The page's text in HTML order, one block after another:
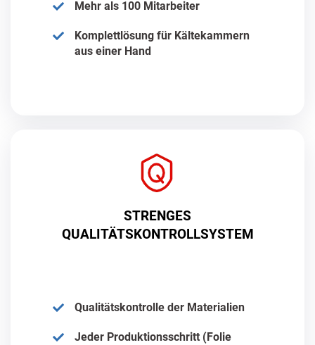
Mehr als 100 Mitarbeiter
Komplettlösung für Kältekammern
aus einer Hand
STRENGES
QUALITÄTSKONTROLLSYSTEM
Qualitätskontrolle der Materialien
Jeder Produktionsschritt (Folie